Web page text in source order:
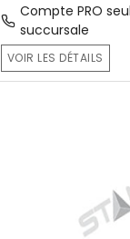
Compte PRO
succursale
VOIR LES DÉTAILS